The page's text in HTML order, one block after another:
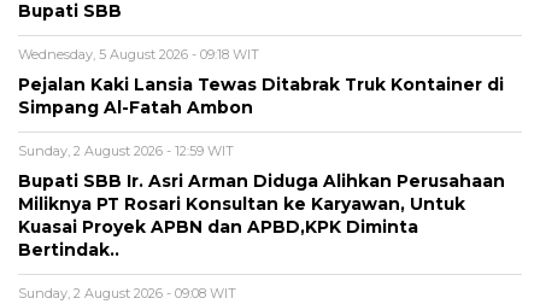
Bupati SBB
Wednesday, 5 August 2026 - 09:18 WIT
Pejalan Kaki Lansia Tewas Ditabrak Truk Kontainer di
Simpang Al-Fatah Ambon
Sunday, 2 August 2026 - 12:59 WIT
Bupati SBB Ir. Asri Arman Diduga Alihkan Perusahaan
Miliknya PT Rosari Konsultan ke Karyawan, Untuk
Kuasai Proyek APBN dan APBD,KPK Diminta
Bertindak..
Sunday, 2 August 2026 - 09:08 WIT